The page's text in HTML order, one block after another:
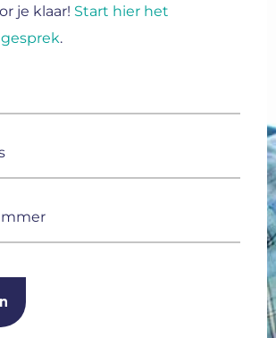
je klaar! Start hier het
.